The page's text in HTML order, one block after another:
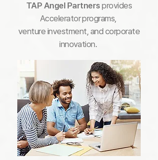
TAP Angel Partnersprovides
Accelerator programs,
venture investment, and corporate
innovation.